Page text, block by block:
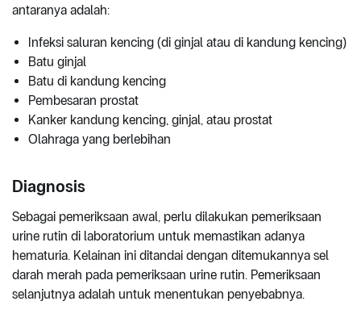
antaranya adalah:
Infeksi saluran kencing (di ginjal atau di kandung kencing)
Batu ginjal
Batu di kandung kencing
Pembesaran prostat
Kanker kandung kencing, ginjal, atau prostat
Olahraga yang berlebihan
Diagnosis
Sebagai pemeriksaan awal, perlu dilakukan pemeriksaan
urine rutin di laboratorium untuk memastikan adanya
hematuria. Kelainan ini ditandai dengan ditemukannya sel
darah merah pada pemeriksaan urine rutin. Pemeriksaan
selanjutnya adalah untuk menentukan penyebabnya.